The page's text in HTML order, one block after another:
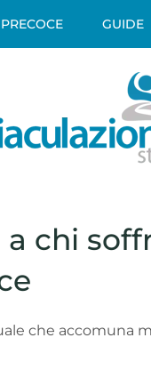
GUIDE
chi
che accomuna